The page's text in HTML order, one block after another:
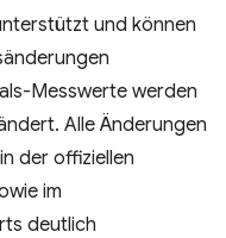
und können
Messwerte werden
Alle Änderungen
der offiziellen
im
deutlich